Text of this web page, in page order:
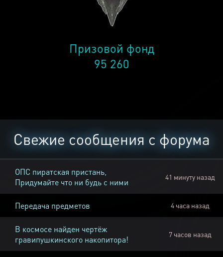
Призовой фонд
95 260
Свежие сообщения с форума
ОПС пиратская пристань,
Придумайте что ни будь с ними
41 минуту назад
Передача предметов 4 часа назад
В космосе найден чертёж
гравипушкинского накопитора!
7 часов назад